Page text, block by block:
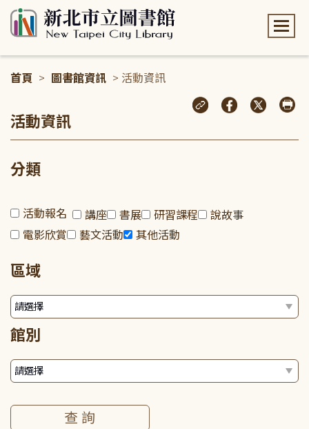
首頁 > 圖書館資訊 > 活動資訊
活動資訊
分類
活動報名 講座 書展 研習課程
說故事
電影欣賞
藝文活動 其他活動
區域
館別